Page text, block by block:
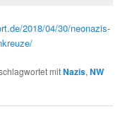
2018/04/30/neonazis-
mitNazis,NW